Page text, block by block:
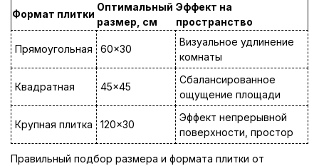
Формат плитки
Оптимальный
размер, см
Эффект на
пространство
Прямоугольная 60×30
Визуальное удлинение
комнаты
Квадратная 45×45
Сбалансированное
ощущение площади
Крупная плитка 120×30
Эффект непрерывной
поверхности, простор
Правильный подбор размера и формата плитки от